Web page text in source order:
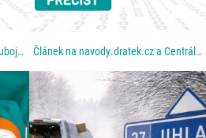
Článek na navody.dratek.cz a Souboj technologií: Proč Wi-Fi nestačí a co je to Zigbee. Odkaz také v... Článek na navody.dratek.cz a Centrální mozek: Co je to Hub a proč bez něj chytrou domácnost...